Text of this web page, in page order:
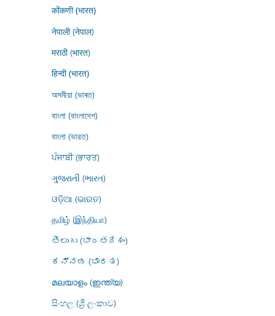
कोंकणी (भारत)
नेपाली (नेपाल)
मराठी (भारत)
हिन्दी (भारत)
অসমীয়া (ভাৰত)
বাংলা (বাংলাদেশ)
বাংলা (ভারত)
ਪੰਜਾਬੀ (ਭਾਰਤ)
ગુજરાતી (ભારત)
ଓଡ଼ିଆ (ଭାରତ)
தமிழ் (இந்தியா)
తెలుగు (భారతదేశం)
ಕನ್ನಡ (ಭಾರತ)
മലയാളം (ഇന്ത്യ)
සිංහල (ශ්‍රී ලංකාව)